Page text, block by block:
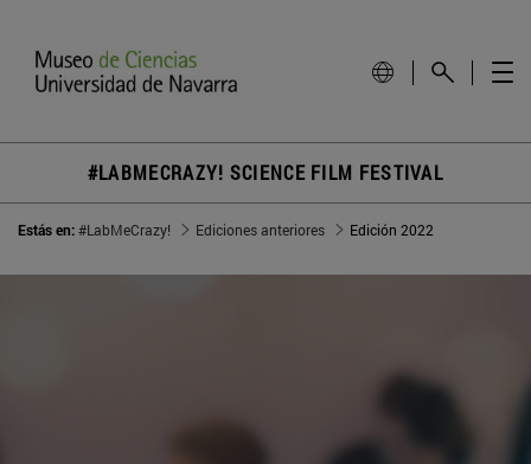
#LABMECRAZY! SCIENCE FILM FESTIVAL
Estás en:#LabMeCrazy! Ediciones anteriores Edición 2022